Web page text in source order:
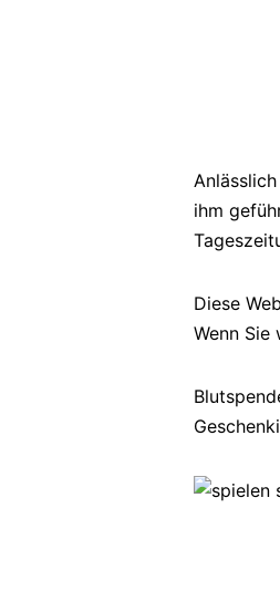
ihm
Diese
Wenn